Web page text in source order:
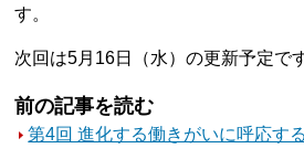
す。
次回は5月16日（水）の更新予定で
前の記事を読む
第4回 進化する働きがいに呼応す